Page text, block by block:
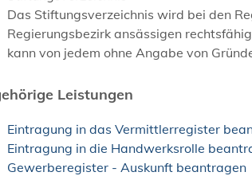
Das Stiftungsverzeichnis wird bei den
Regierungsbezirk ansässigen
kann von jedem ohne Angabe von
Leistungen
Eintragung in das Vermittlerregister
Eintragung in die Handwerksrolle
Gewerberegister - Auskunft beantragen